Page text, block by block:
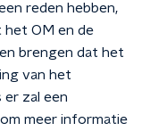
reden hebben,
het OM en de
brengen dat het
van het
zal een
meer informatie